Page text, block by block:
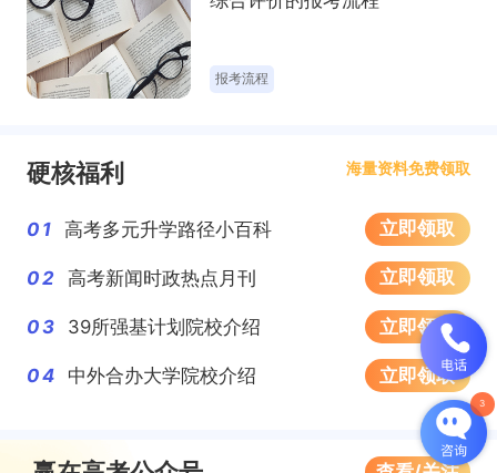
硬核福利 海量资料免费领取
01 高考多元升学路径小百科 立即领取
02 高考新闻时政热点月刊 立即领取
03 39所强基计划院校介绍 立即领取
04 中外合办大学院校介绍 立即领取